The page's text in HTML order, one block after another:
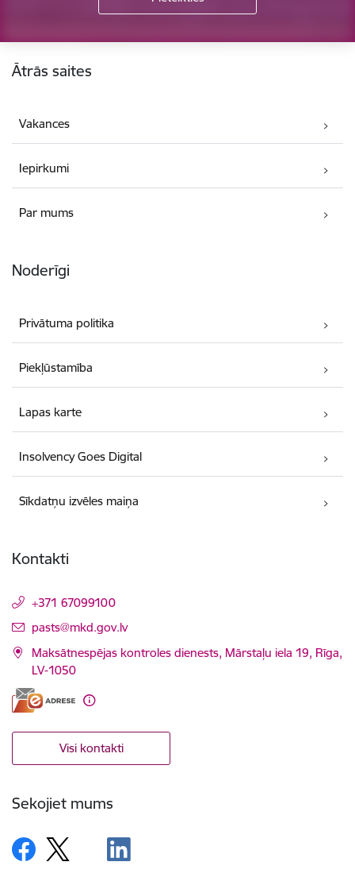
Ātrās saites
Vakances
Iepirkumi
Par mums
Noderīgi
Privātuma politika
Piekļūstamība
Lapas karte
Insolvency Goes Digital
Sīkdatņu izvēles maiņa
Kontakti
+371 67099100
E-pasts:
pasts@mkd.gov.lv
Maksātnespējas kontroles dienests, Mārstaļu iela 19, Rīga,
LV-1050
Visi kontakti
Sekojiet mums